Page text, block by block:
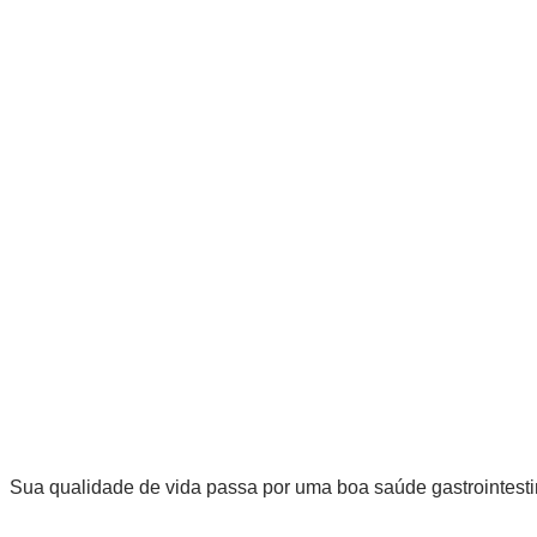
Sua qualidade de vida passa por uma boa saúde